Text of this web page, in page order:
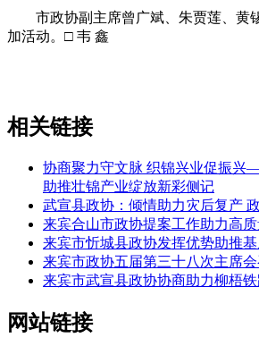
市政协副主席曾广斌、朱贾莲、黄
加活动。□ 韦 鑫
相关链接
协商聚力守文脉 织锦兴业促振
助推壮锦产业绽放新彩侧记
武宣县政协：倾情助力灾后复产
来宾合山市政协提案工作助力高
来宾市忻城县政协发挥优势助推
来宾市政协五届第三十八次主席
来宾市武宣县政协协商助力柳梧
网站链接